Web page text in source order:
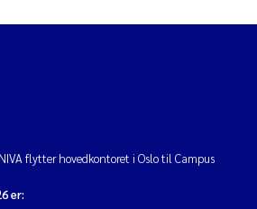
flytter hovedkontoret i Oslo til Campus
er: